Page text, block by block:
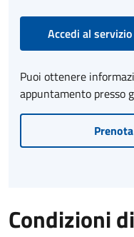
Accedi al servizio
Puoi ottenere
appuntamento presso
Condizioni